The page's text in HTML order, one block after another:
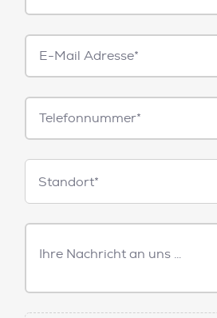
E-
Mail*
Telefonnummer
Standorte
Standort*
Freitext
Nachricht